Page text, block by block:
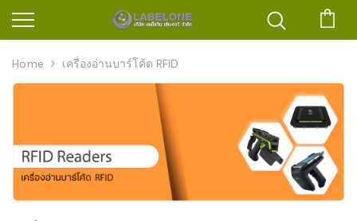
Home เครื่องอ่านบาร์โค้ด RFID